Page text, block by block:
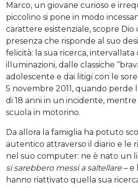
Marco, un giovane curioso e
piccolino si pone in modo
carattere esistenziale, scopre Dio
presenza che risponde al suo
felicità: la sua ricerca, intervallata
illuminazioni, dalle classiche
adolescente e dai litigi con le
5 novembre 2011, quando perde
di 18 anni in un incidente, mentre
scuola in motorino.
Da allora la famiglia ha potuto
autentico attraverso il diario e le
nel suo computer: ne è nato un
si sarebbero messi a saltellare– e
hanno riattivato quella sua